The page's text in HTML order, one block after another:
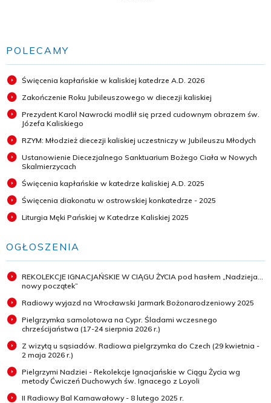
POLECAMY
Święcenia kapłańskie w kaliskiej katedrze A.D. 2026
Zakończenie Roku Jubileuszowego w diecezji kaliskiej
Prezydent Karol Nawrocki modlił się przed cudownym obrazem św.
Józefa Kaliskiego
RZYM: Młodzież diecezji kaliskiej uczestniczy w Jubileuszu Młodych
Ustanowienie Diecezjalnego Sanktuarium Bożego Ciała w Nowych
Skalmierzycach
Święcenia kapłańskie w katedrze kaliskiej A.D. 2025
Święcenia diakonatu w ostrowskiej konkatedrze - 2025
Liturgia Męki Pańskiej w Katedrze Kaliskiej 2025
OGŁOSZENIA
REKOLEKCJE IGNACJAŃSKIE W CIĄGU ŻYCIA pod hasłem „Nadzieja...
nowy początek”
Radiowy wyjazd na Wrocławski Jarmark Bożonarodzeniowy 2025
Pielgrzymka samolotowa na Cypr. Śladami wczesnego
chrześcijaństwa (17-24 sierpnia 2026 r.)
Z wizytą u sąsiadów. Radiowa pielgrzymka do Czech (29 kwietnia -
2 maja 2026 r.)
Pielgrzymi Nadziei - Rekolekcje Ignacjańskie w Ciągu Życia wg
metody Ćwiczeń Duchowych św. Ignacego z Loyoli
II Radiowy Bal Karnawałowy - 8 lutego 2025 r.